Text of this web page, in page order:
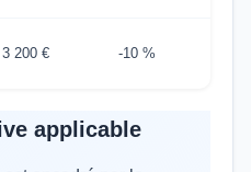
200 € -10 %
applicable